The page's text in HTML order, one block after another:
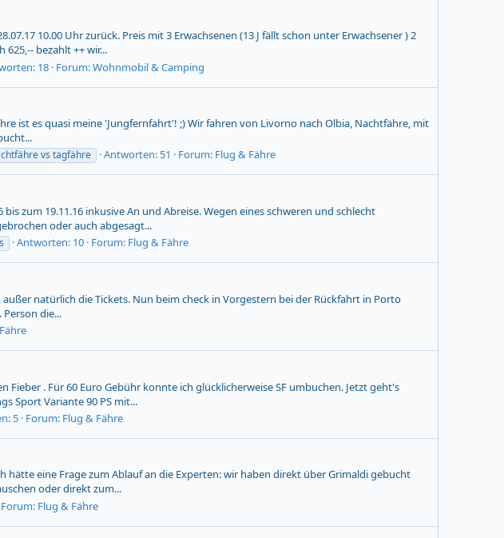
10.00 Uhr zurück. Preis mit 3 Erwachsenen (13 J fällt schon unter Erwachsener ) 2
bezahlt ++ wir...
18 Forum:Wohnmobil & Camping
ist es quasi meine 'Jungfernfahrt'! ;) Wir fahren von Livorno nach Olbia, Nachtfähre, mit
vs tagfähre Antworten: 51 Forum: Flug & Fähre
zum 19.11.16 inkusive An und Abreise. Wegen eines schweren und schlecht
oder auch abgesagt...
Antworten: 10 Forum: Flug & Fähre
natürlich die Tickets. Nun beim check in Vorgestern bei der Rückfahrt in Porto
die...
. Für 60 Euro Gebühr konnte ich glücklicherweise SF umbuchen. Jetzt geht's
Sport Variante 90 PS mit...
5 Forum: Flug & Fähre
eine Frage zum Ablauf an die Experten: wir haben direkt über Grimaldi gebucht
oder direkt zum...
Forum: Flug & Fähre